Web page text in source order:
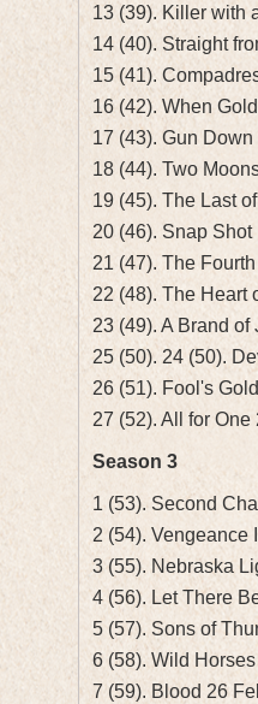
13 (39). Killer with
14 (40). Straight
15 (41).
16 (42). When
17 (43). Gun
18 (44). Two
19 (45). The Last
20 (46). Snap
21 (47). The
22 (48). The
23 (49). A Brand
25 (50). 24 (50).
26 (51). Fool's
27 (52). All for
Season 3
1 (53). Second
2 (54).
3 (55). Nebraska
4 (56). Let There
5 (57). Sons of
6 (58). Wild
7 (59). Blood 26